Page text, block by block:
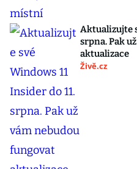
Aktualizujte
srpna. Pak
aktualizace
Živě.cz